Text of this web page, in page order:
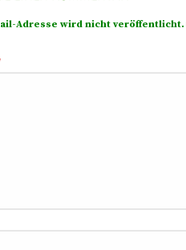
Adresse wird nicht veröffentlicht.